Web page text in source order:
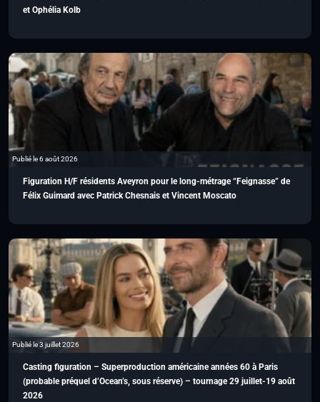
et Ophélia Kolb
Publié le 6 août 2026
Figuration H/F résidents Aveyron pour le long-métrage “Feignasse” de
Félix Guimard avec Patrick Chesnais et Vincent Moscato
Publié le 3 juillet 2026
Casting figuration – Superproduction américaine années 60 à Paris
(probable préquel d’Ocean’s, sous réserve) – tournage 29 juillet-19 août
2026